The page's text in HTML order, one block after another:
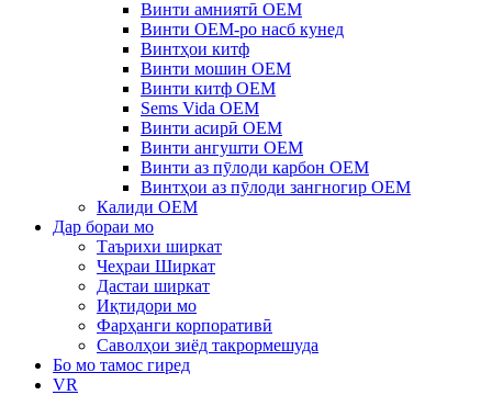
Винти амниятӣ OEM
Винти OEM-ро насб кунед
Винтҳои китф
Винти мошин OEM
Винти китф OEM
Sems Vida OEM
Винти асирӣ OEM
Винти ангушти OEM
Винти аз пӯлоди карбон OEM
Винтҳои аз пӯлоди зангногир OEM
Калиди OEM
Дар бораи мо
Таърихи ширкат
Чеҳраи Ширкат
Дастаи ширкат
Иқтидори мо
Фарҳанги корпоративӣ
Саволҳои зиёд такрормешуда
Бо мо тамос гиред
VR